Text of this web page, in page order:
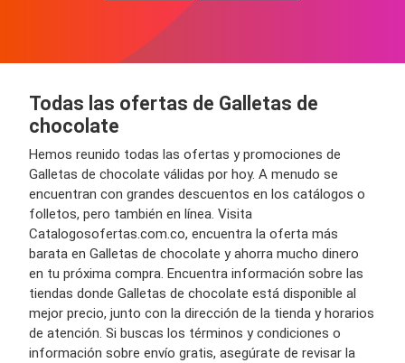
Todas las ofertas de Galletas de
chocolate
Hemos reunido todas las ofertas y promociones de
Galletas de chocolate válidas por hoy. A menudo se
encuentran con grandes descuentos en los catálogos o
folletos, pero también en línea. Visita
Catalogosofertas.com.co, encuentra la oferta más
barata en Galletas de chocolate y ahorra mucho dinero
en tu próxima compra. Encuentra información sobre las
tiendas donde Galletas de chocolate está disponible al
mejor precio, junto con la dirección de la tienda y horarios
de atención. Si buscas los términos y condiciones o
información sobre envío gratis, asegúrate de revisar la